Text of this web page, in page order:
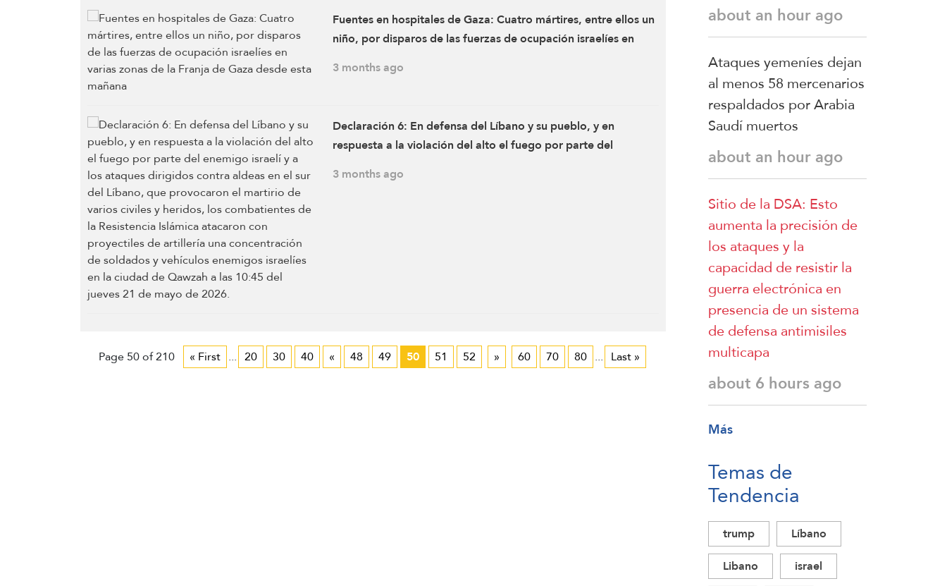
Fuentes en hospitales de Gaza: Cuatro mártires, entre ellos un
niño, por disparos de las fuerzas de ocupación israelíes en
varias zonas de la Franja de Gaza desde esta mañana
3 months ago
Declaración 6: En defensa del Líbano y su pueblo, y en
respuesta a la violación del alto el fuego por parte del
enemigo israelí y a los ataques dirigidos contra aldeas en el sur
del Líbano, que provocaron el martirio de varios civiles y
3 months ago
Page 50 of 210 « First ... 20 30 40 « 48 49 50 51 52 » 60 70 80 ... Last »
about an hour ago
Ataques yemeníes dejan
al menos 58 mercenarios
respaldados por Arabia
Saudí muertos
about an hour ago
Sitio de la DSA: Esto
aumenta la precisión de
los ataques y la
capacidad de resistir la
guerra electrónica en
presencia de un sistema
de defensa antimisiles
multicapa
about 6 hours ago
Más
Temas de
Tendencia
trump
Líbano
Libano
israel